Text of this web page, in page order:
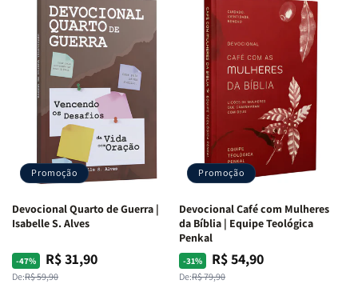
Promoção
Devocional Quarto de Guerra |
Isabelle S. Alves
-47%
Preço
normal
De:R$ 59,90
Preço
promocional
R$ 31,90
Promoção
Devocional Café com Mulheres
da Bíblia | Equipe Teológica
Penkal
-31%
Preço
normal
De:R$ 79,90
Preço
promocional
R$ 54,90